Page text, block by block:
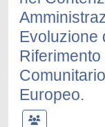
Evoluzione
Europeo.